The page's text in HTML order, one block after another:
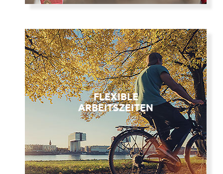
FLEXIBLE
ARBEITSZEITEN
FLEXIBLE
ARBEITSZEITEN
Wichtig ist das Ergebnis.